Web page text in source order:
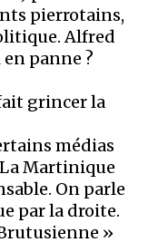
pierrotains,
Alfred
panne ?
grincer la
médias
Martinique
On parle
par la droite.
»